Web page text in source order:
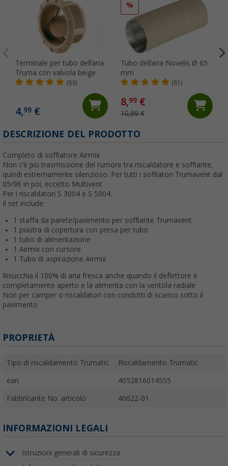
Terminale per tubo dell’aria
Truma con valvola beige
(83)
4,99 €
%
Tubo dell’aria Novelis Ø 65
mm
(81)
8,99€
10,99 €
DESCRIZIONE DEL PRODOTTO
Completo di soffiatore Airmix
Non c'è più trasmissione del rumore tra riscaldatore e soffiante,
quindi estremamente silenzioso. Per tutti i soffiatori Trumavent dal
05/96 in poi, eccetto Multivent
Per i riscaldatori S 3004 e S 5004.
Il set include:
1 staffa da parete/pavimento per soffiante Trumavent
1 piastra di copertura con presa per tubo
1 tubo di alimentazione
1 Airmix con cursore
1 Tubo di aspirazione Airmix
Risucchia il 100% di aria fresca anche quando il deflettore è
completamente aperto e la alimenta con la ventola radiale
Non per camper o riscaldatori con condotti di scarico sotto il
pavimento
PROPRIETÀ
Tipo di riscaldamento Trumatic Riscaldamento Trumatic
ean 4052816014555
Fabbricante No. articolo 40622-01
INFORMAZIONI LEGALI
Istruzioni generali di sicurezza